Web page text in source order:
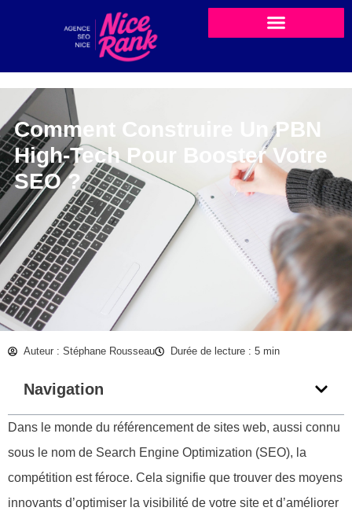
Comment Construire Un PBN
High-Tech Pour Booster Votre
SEO ?
Auteur : Stéphane Rousseau Durée de lecture : 5 min
Navigation
Dans le monde du référencement de sites web, aussi connu
sous le nom de Search Engine Optimization (SEO), la
compétition est féroce. Cela signifie que trouver des moyens
innovants d’optimiser la visibilité de votre site et d’améliorer